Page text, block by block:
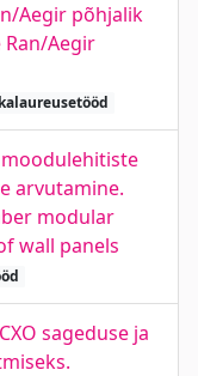
Aegir põhjalik
Aegir
arvutamine.
modular
wall panels
sageduse ja